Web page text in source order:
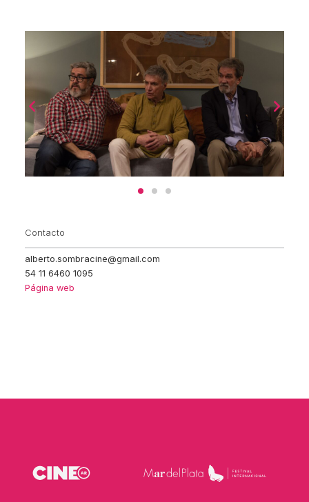
Contacto
alberto.sombracine@gmail.com
54 11 6460 1095
Página web